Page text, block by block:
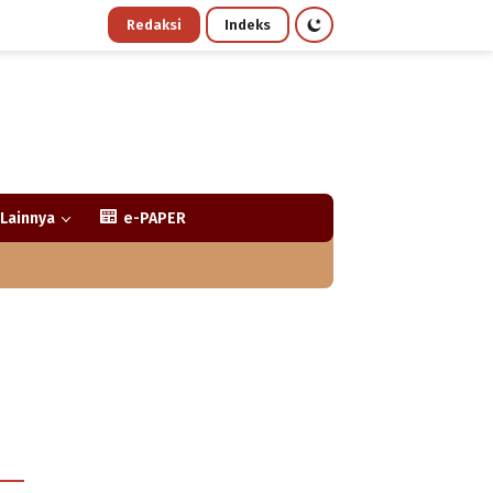
Redaksi Indeks
Lainnya e-PAPER